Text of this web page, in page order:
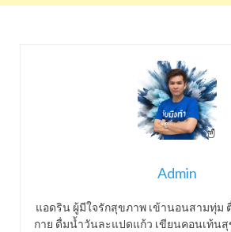
Admin
แอดริน ผู้มีใจรักสุขภาพ เข้านอนสามทุ่ม
กาย ดื่มน้ำวันละแปดแก้ว เขียนคอนเท้นสุ